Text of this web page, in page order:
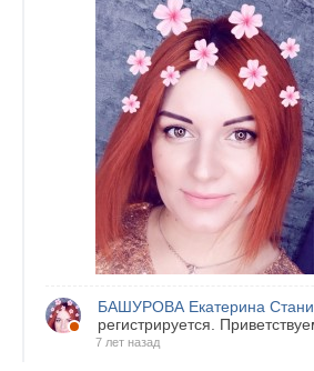
БАШУРОВА Екатерина
регистрируется.
7 лет назад